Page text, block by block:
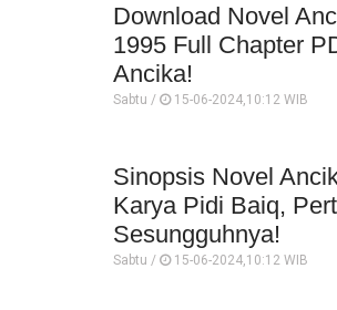
Download Novel
1995 Full Chapter
Ancika!
Sabtu / 15-06-2024,10:12 WIB
Sinopsis Novel
Karya Pidi Baiq,
Sesungguhnya!
Sabtu / 15-06-2024,10:12 WIB